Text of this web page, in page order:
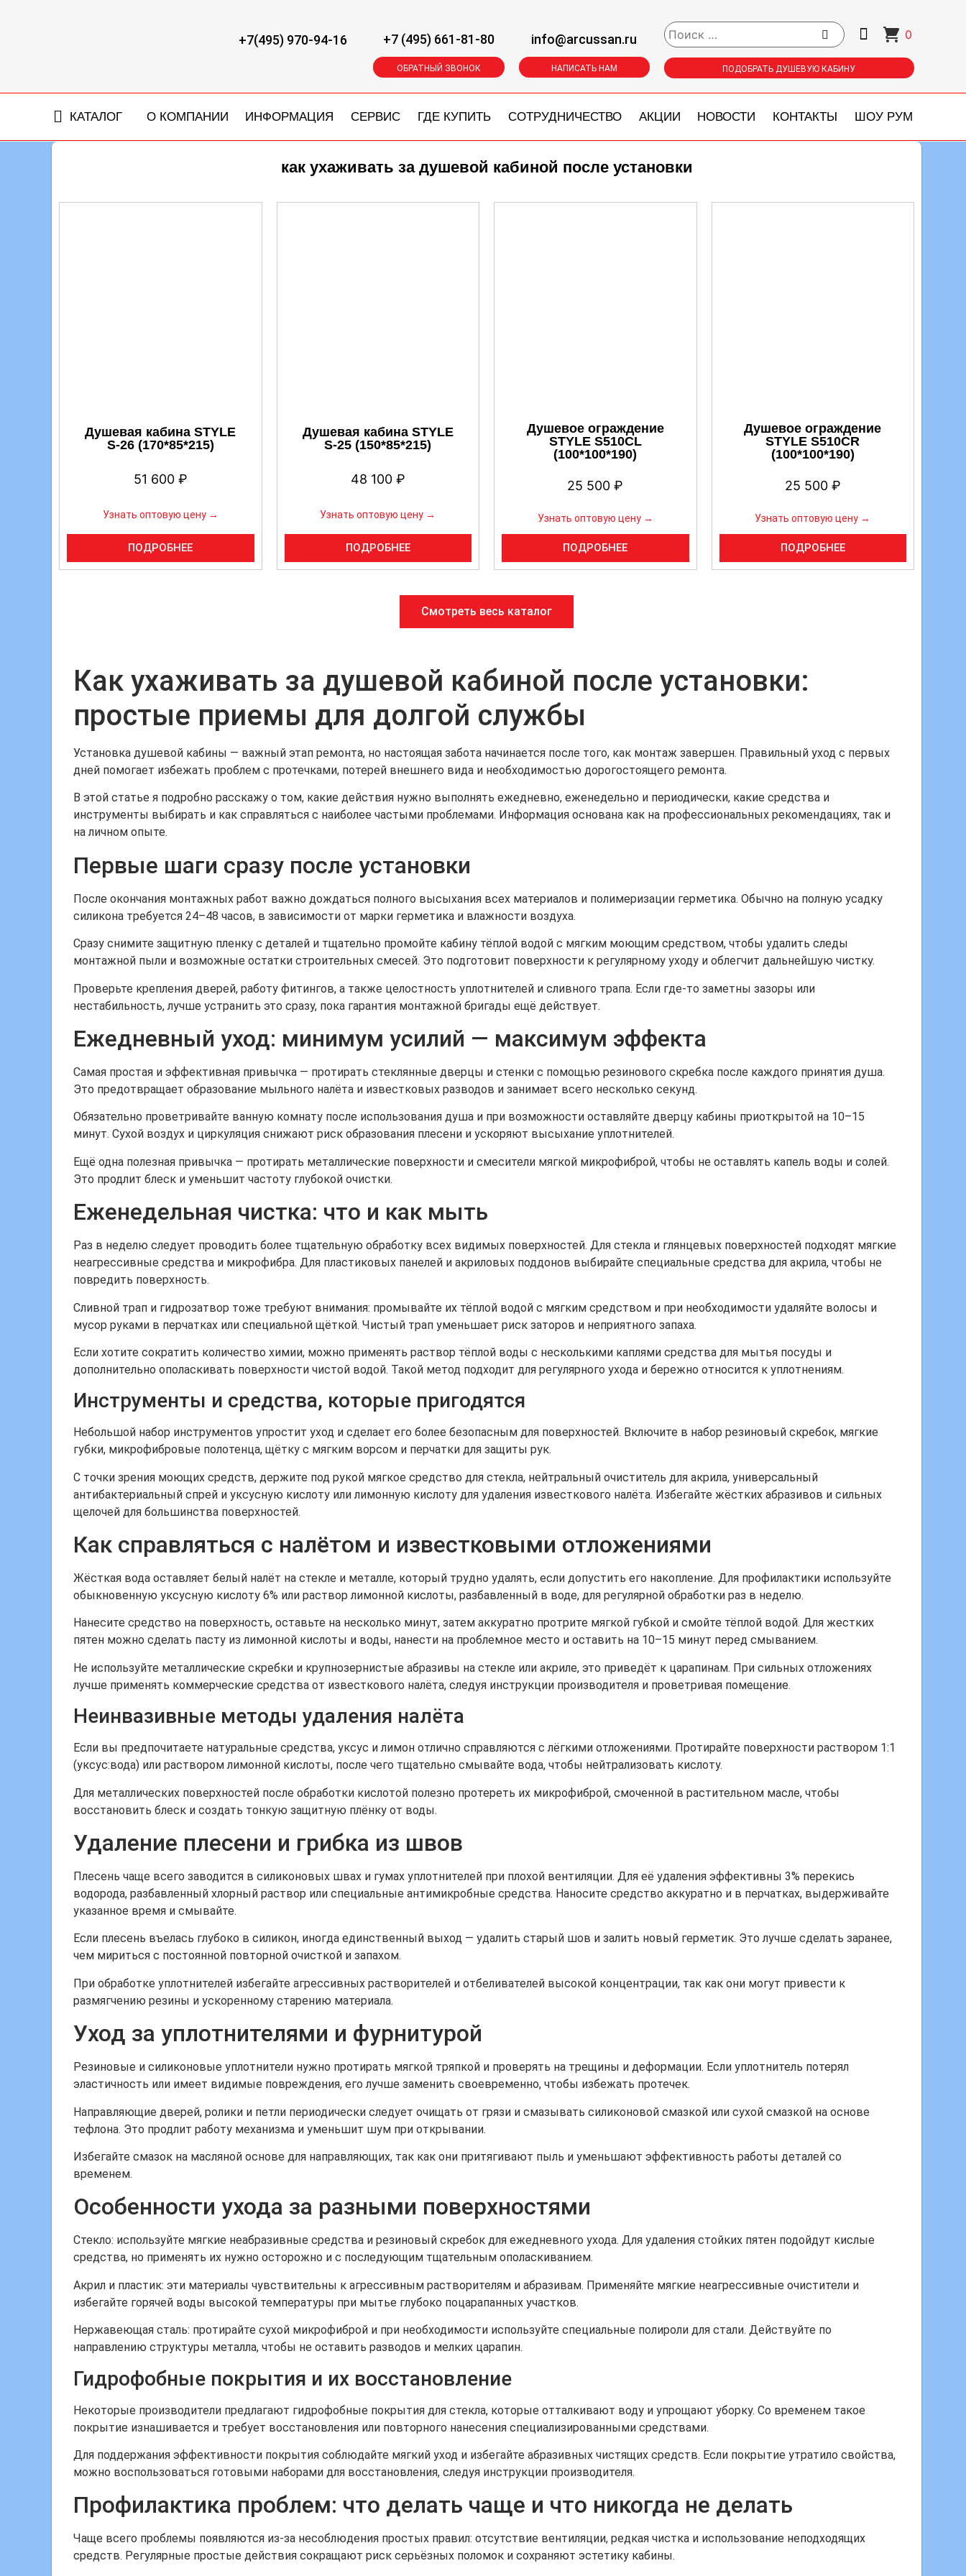
+7(495) 970-94-16 +7 (495) 661-81-80
ОБРАТНЫЙ ЗВОНОК
info@arcussan.ru
НАПИСАТЬ НАМ
0
ПОДОБРАТЬ ДУШЕВУЮ КАБИНУ
КАТАЛОГ О КОМПАНИИ ИНФОРМАЦИЯ СЕРВИС ГДЕ КУПИТЬ СОТРУДНИЧЕСТВО АКЦИИ НОВОСТИ КОНТАКТЫ ШОУ РУМ
как ухаживать за душевой кабиной после установки
Душевая кабина STYLE
S-26 (170*85*215)
51 600 ₽
Узнать оптовую цену →
ПОДРОБНЕЕ
Душевая кабина STYLE
S-25 (150*85*215)
48 100 ₽
Узнать оптовую цену →
ПОДРОБНЕЕ
Душевое ограждение
STYLE S510CL
(100*100*190)
25 500₽
Узнать оптовую цену →
ПОДРОБНЕЕ
Душевое ограждение
STYLE S510CR
(100*100*190)
25 500 ₽
Узнать оптовую цену →
ПОДРОБНЕЕ
Смотреть весь каталог
Как ухаживать за душевой кабиной после установки:
простые приемы для долгой службы
Установка душевой кабины — важный этап ремонта, но настоящая забота начинается после того, как монтаж завершен. Правильный уход с первых
дней помогает избежать проблем с протечками, потерей внешнего вида и необходимостью дорогостоящего ремонта.
В этой статье я подробно расскажу о том, какие действия нужно выполнять ежедневно, еженедельно и периодически, какие средства и
инструменты выбирать и как справляться с наиболее частыми проблемами. Информация основана как на профессиональных рекомендациях, так и
на личном опыте.
Первые шаги сразу после установки
После окончания монтажных работ важно дождаться полного высыхания всех материалов и полимеризации герметика. Обычно на полную усадку
силикона требуется 24–48 часов, в зависимости от марки герметика и влажности воздуха.
Сразу снимите защитную пленку с деталей и тщательно промойте кабину тёплой водой с мягким моющим средством, чтобы удалить следы
монтажной пыли и возможные остатки строительных смесей. Это подготовит поверхности к регулярному уходу и облегчит дальнейшую чистку.
Проверьте крепления дверей, работу фитингов, а также целостность уплотнителей и сливного трапа. Если где-то заметны зазоры или
нестабильность, лучше устранить это сразу, пока гарантия монтажной бригады ещё действует.
Ежедневный уход: минимум усилий — максимум эффекта
Самая простая и эффективная привычка — протирать стеклянные дверцы и стенки с помощью резинового скребка после каждого принятия душа.
Это предотвращает образование мыльного налёта и известковых разводов и занимает всего несколько секунд.
Обязательно проветривайте ванную комнату после использования душа и при возможности оставляйте дверцу кабины приоткрытой на 10–15
минут. Сухой воздух и циркуляция снижают риск образования плесени и ускоряют высыхание уплотнителей.
Ещё одна полезная привычка — протирать металлические поверхности и смесители мягкой микрофиброй, чтобы не оставлять капель воды и солей.
Это продлит блеск и уменьшит частоту глубокой очистки.
Еженедельная чистка: что и как мыть
Раз в неделю следует проводить более тщательную обработку всех видимых поверхностей. Для стекла и глянцевых поверхностей подходят мягкие
неагрессивные средства и микрофибра. Для пластиковых панелей и акриловых поддонов выбирайте специальные средства для акрила, чтобы не
повредить поверхность.
Сливной трап и гидрозатвор тоже требуют внимания: промывайте их тёплой водой с мягким средством и при необходимости удаляйте волосы и
мусор руками в перчатках или специальной щёткой. Чистый трап уменьшает риск заторов и неприятного запаха.
Если хотите сократить количество химии, можно применять раствор тёплой воды с несколькими каплями средства для мытья посуды и
дополнительно ополаскивать поверхности чистой водой. Такой метод подходит для регулярного ухода и бережно относится к уплотнениям.
Инструменты и средства, которые пригодятся
Небольшой набор инструментов упростит уход и сделает его более безопасным для поверхностей. Включите в набор резиновый скребок, мягкие
губки, микрофибровые полотенца, щётку с мягким ворсом и перчатки для защиты рук.
С точки зрения моющих средств, держите под рукой мягкое средство для стекла, нейтральный очиститель для акрила, универсальный
антибактериальный спрей и уксусную кислоту или лимонную кислоту для удаления известкового налёта. Избегайте жёстких абразивов и сильных
щелочей для большинства поверхностей.
Как справляться с налётом и известковыми отложениями
Жёсткая вода оставляет белый налёт на стекле и металле, который трудно удалять, если допустить его накопление. Для профилактики используйте
обыкновенную уксусную кислоту 6% или раствор лимонной кислоты, разбавленный в воде, для регулярной обработки раз в неделю.
Нанесите средство на поверхность, оставьте на несколько минут, затем аккуратно протрите мягкой губкой и смойте тёплой водой. Для жестких
пятен можно сделать пасту из лимонной кислоты и воды, нанести на проблемное место и оставить на 10–15 минут перед смыванием.
Не используйте металлические скребки и крупнозернистые абразивы на стекле или акриле, это приведёт к царапинам. При сильных отложениях
лучше применять коммерческие средства от известкового налёта, следуя инструкции производителя и проветривая помещение.
Неинвазивные методы удаления налёта
Если вы предпочитаете натуральные средства, уксус и лимон отлично справляются с лёгкими отложениями. Протирайте поверхности раствором 1:1
(уксус:вода) или раствором лимонной кислоты, после чего тщательно смывайте вода, чтобы нейтрализовать кислоту.
Для металлических поверхностей после обработки кислотой полезно протереть их микрофиброй, смоченной в растительном масле, чтобы
восстановить блеск и создать тонкую защитную плёнку от воды.
Удаление плесени и грибка из швов
Плесень чаще всего заводится в силиконовых швах и гумах уплотнителей при плохой вентиляции. Для её удаления эффективны 3% перекись
водорода, разбавленный хлорный раствор или специальные антимикробные средства. Наносите средство аккуратно и в перчатках, выдерживайте
указанное время и смывайте.
Если плесень въелась глубоко в силикон, иногда единственный выход — удалить старый шов и залить новый герметик. Это лучше сделать заранее,
чем мириться с постоянной повторной очисткой и запахом.
При обработке уплотнителей избегайте агрессивных растворителей и отбеливателей высокой концентрации, так как они могут привести к
размягчению резины и ускоренному старению материала.
Уход за уплотнителями и фурнитурой
Резиновые и силиконовые уплотнители нужно протирать мягкой тряпкой и проверять на трещины и деформации. Если уплотнитель потерял
эластичность или имеет видимые повреждения, его лучше заменить своевременно, чтобы избежать протечек.
Направляющие дверей, ролики и петли периодически следует очищать от грязи и смазывать силиконовой смазкой или сухой смазкой на основе
тефлона. Это продлит работу механизма и уменьшит шум при открывании.
Избегайте смазок на масляной основе для направляющих, так как они притягивают пыль и уменьшают эффективность работы деталей со
временем.
Особенности ухода за разными поверхностями
Стекло: используйте мягкие неабразивные средства и резиновый скребок для ежедневного ухода. Для удаления стойких пятен подойдут кислые
средства, но применять их нужно осторожно и с последующим тщательным ополаскиванием.
Акрил и пластик: эти материалы чувствительны к агрессивным растворителям и абразивам. Применяйте мягкие неагрессивные очистители и
избегайте горячей воды высокой температуры при мытье глубоко поцарапанных участков.
Нержавеющая сталь: протирайте сухой микрофиброй и при необходимости используйте специальные полироли для стали. Действуйте по
направлению структуры металла, чтобы не оставить разводов и мелких царапин.
Гидрофобные покрытия и их восстановление
Некоторые производители предлагают гидрофобные покрытия для стекла, которые отталкивают воду и упрощают уборку. Со временем такое
покрытие изнашивается и требует восстановления или повторного нанесения специализированными средствами.
Для поддержания эффективности покрытия соблюдайте мягкий уход и избегайте абразивных чистящих средств. Если покрытие утратило свойства,
можно воспользоваться готовыми наборами для восстановления, следуя инструкции производителя.
Профилактика проблем: что делать чаще и что никогда не делать
Чаще всего проблемы появляются из-за несоблюдения простых правил: отсутствие вентиляции, редкая чистка и использование неподходящих
средств. Регулярные простые действия сокращают риск серьёзных поломок и сохраняют эстетику кабины.